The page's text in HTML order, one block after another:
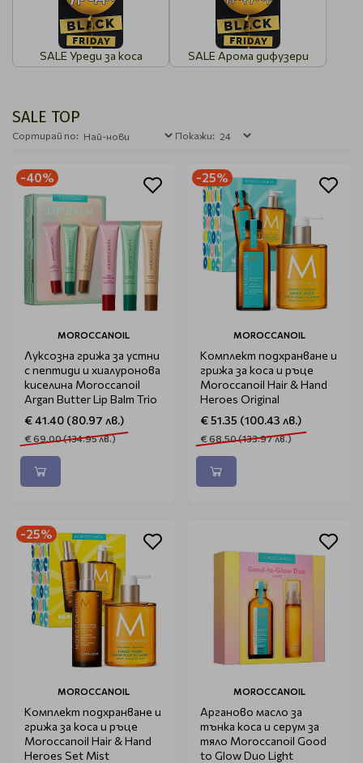
SALE Уреди за коса SALE Арома дифузери
SALE TOP
Сортирай по: Покажи:
-40%
MOROCCANOIL
Луксозна грижа за устни
с пептиди и хиалуронова
киселина Moroccanoil
Argan Butter Lip Balm Trio
€ 41.40 (80.97 лв.)
€ 69.00 (134.95 лв.)
-25%
MOROCCANOIL
Комплект подхранване и
грижа за коса и ръце
Moroccanoil Hair & Hand
Heroes Original
€ 51.35 (100.43 лв.)
€ 68.50 (133.97 лв.)
-25%
MOROCCANOIL
Комплект подхранване и
грижа за коса и ръце
Moroccanoil Hair & Hand
Heroes Set Mist
MOROCCANOIL
Арганово масло за
тънка коса и серум за
тяло Moroccanoil Good
to Glow Duo Light